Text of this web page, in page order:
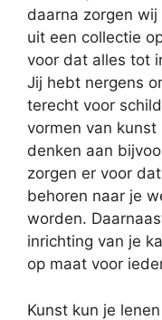
daarna zorgen
uit een collectie
voor dat alles tot
Jij hebt nergens
terecht voor
vormen van kunst
denken aan
zorgen er voor
behoren naar je
worden.
inrichting van je
op maat voor
Kunst kun je